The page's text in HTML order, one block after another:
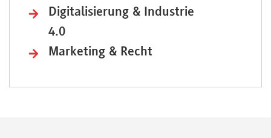
Digitalisierung & Industrie
4.0
Marketing & Recht